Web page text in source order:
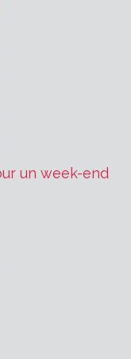
un week-end